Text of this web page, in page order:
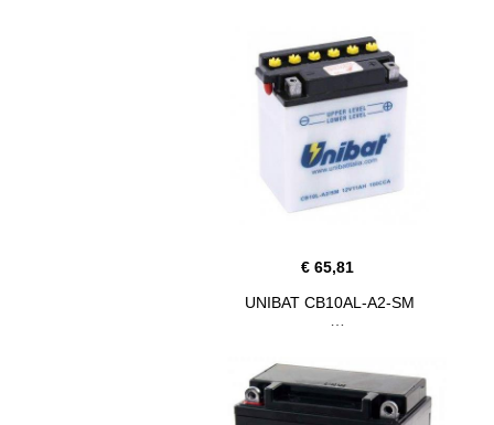
€ 65,81
UNIBAT CB10AL-A2-SM